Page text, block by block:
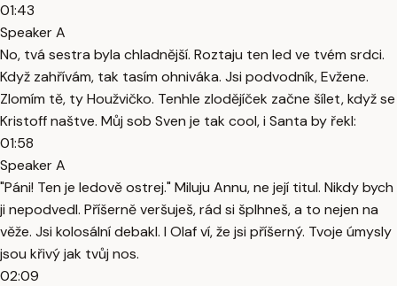
01:43
Speaker A
No, tvá sestra byla chladnější. Roztaju ten led ve tvém srdci.
Když zahřívám, tak tasím ohniváka. Jsi podvodník, Evžene.
Zlomím tě, ty Houžvičko. Tenhle zlodějíček začne šílet, když se
Kristoff naštve. Můj sob Sven je tak cool, i Santa by řekl:
01:58
Speaker A
"Páni! Ten je ledově ostrej." Miluju Annu, ne její titul. Nikdy bych
ji nepodvedl. Příšerně veršuješ, rád si šplhneš, a to nejen na
věže. Jsi kolosální debakl. I Olaf ví, že jsi příšerný. Tvoje úmysly
jsou křivý jak tvůj nos.
02:09